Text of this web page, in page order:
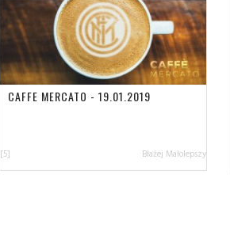
CAFFE MERCATO - 19.01.2019
[5] Błażej Małolepszy